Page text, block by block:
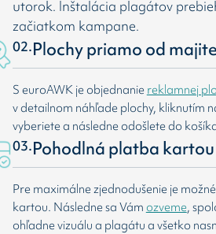
utorok. Inštalácia plagátov
začiatkom kampane.
02.Plochy priamo od
S euroAWK je objednanie reklamnej
v detailnom náhľade plochy, kliknutím
vyberiete a následne odošlete do
03.Pohodlná platba kartou
Pre maximálne zjednodušenie je
kartou. Následne sa Vámozveme,
ohľadne vizuálu a plagátu a všetko